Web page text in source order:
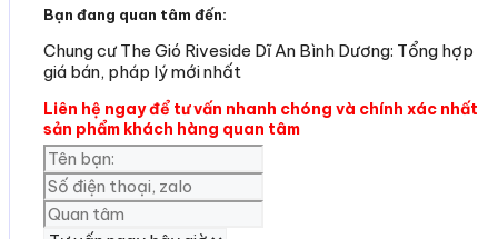
Bạn đang quan tâm đến:
Chung cư The Gió Riveside Dĩ An Bình Dương: Tổng hợp
giá bán, pháp lý mới nhất
Liên hệ ngay để tư vấn nhanh chóng và chính xác nhất
sản phẩm khách hàng quan tâm